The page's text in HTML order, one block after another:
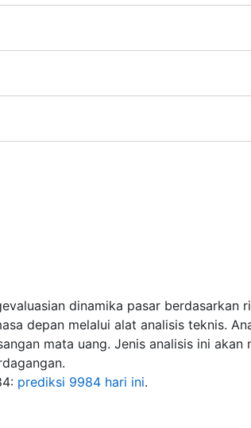
akun perdagangan (maksimum
saham utama dunia.
JPY
dividen bersamaan ukuran
dinamika pasar berdasarkan
depan melalui alat analisis teknis.
mata uang. Jenis analisis ini
prediksi 9984 hari ini.